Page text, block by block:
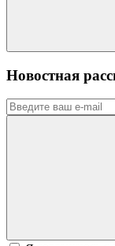
Новостная